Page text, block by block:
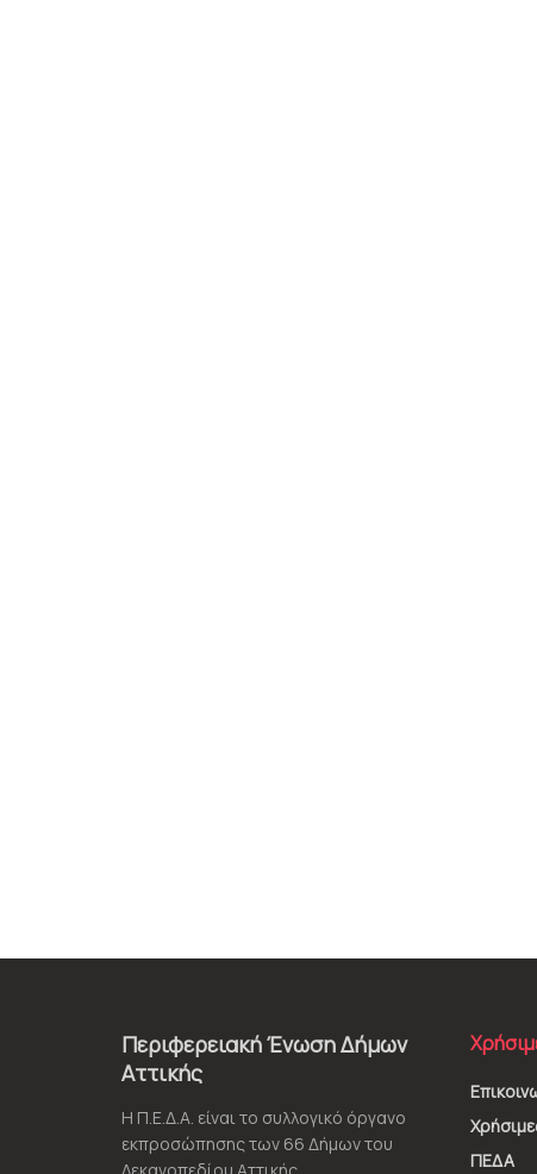
Περιφερειακή Ένωση Δήμων
Αττικής
Η Π.Ε.Δ.Α. είναι το συλλογικό όργανο
εκπροσώπησης των 66 Δήμων του
ΠΕΔΑ